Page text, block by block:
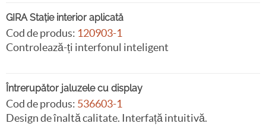
GIRA Stație interior aplicată
Cod de produs: 120903-1
Controlează-ți interfonul inteligent
Întrerupător jaluzele cu display
Cod de produs: 536603-1
Design de înaltă calitate. Interfață intuitivă.